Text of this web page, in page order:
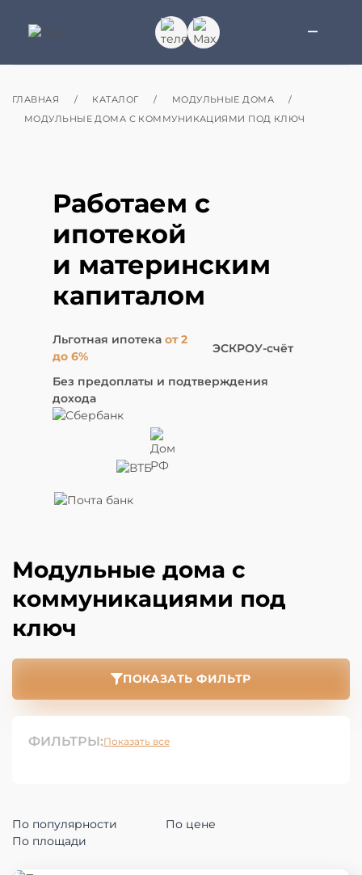
ГЛАВНАЯ / КАТАЛОГ / МОДУЛЬНЫЕ ДОМА
/
МОДУЛЬНЫЕ ДОМА С КОММУНИКАЦИЯМИ ПОД КЛЮЧ
Работаем с
ипотекой
и материнским
капиталом
Льготная ипотека от 2
до 6%
ЭСКРОУ-счёт
Без предоплаты и подтверждения
дохода
Модульные дома с
коммуникациями под
ключ
ПОКАЗАТЬ ФИЛЬТР
ФИЛЬТРЫ:Показать все
По популярности
По цене
По площади